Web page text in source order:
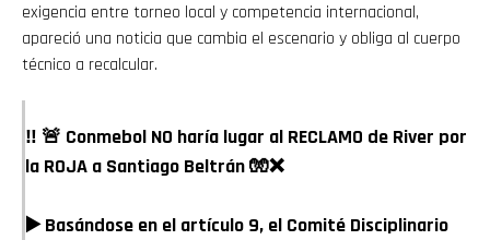
exigencia entre torneo local y competencia internacional,
apareció una noticia que cambia el escenario y obliga al cuerpo
técnico a recalcular.
‼️ 🚨 Conmebol NO haría lugar al RECLAMO de River por
la ROJA a Santiago Beltrán 🧤❌
▶️ Basándose en el artículo 9, el Comité Disciplinario